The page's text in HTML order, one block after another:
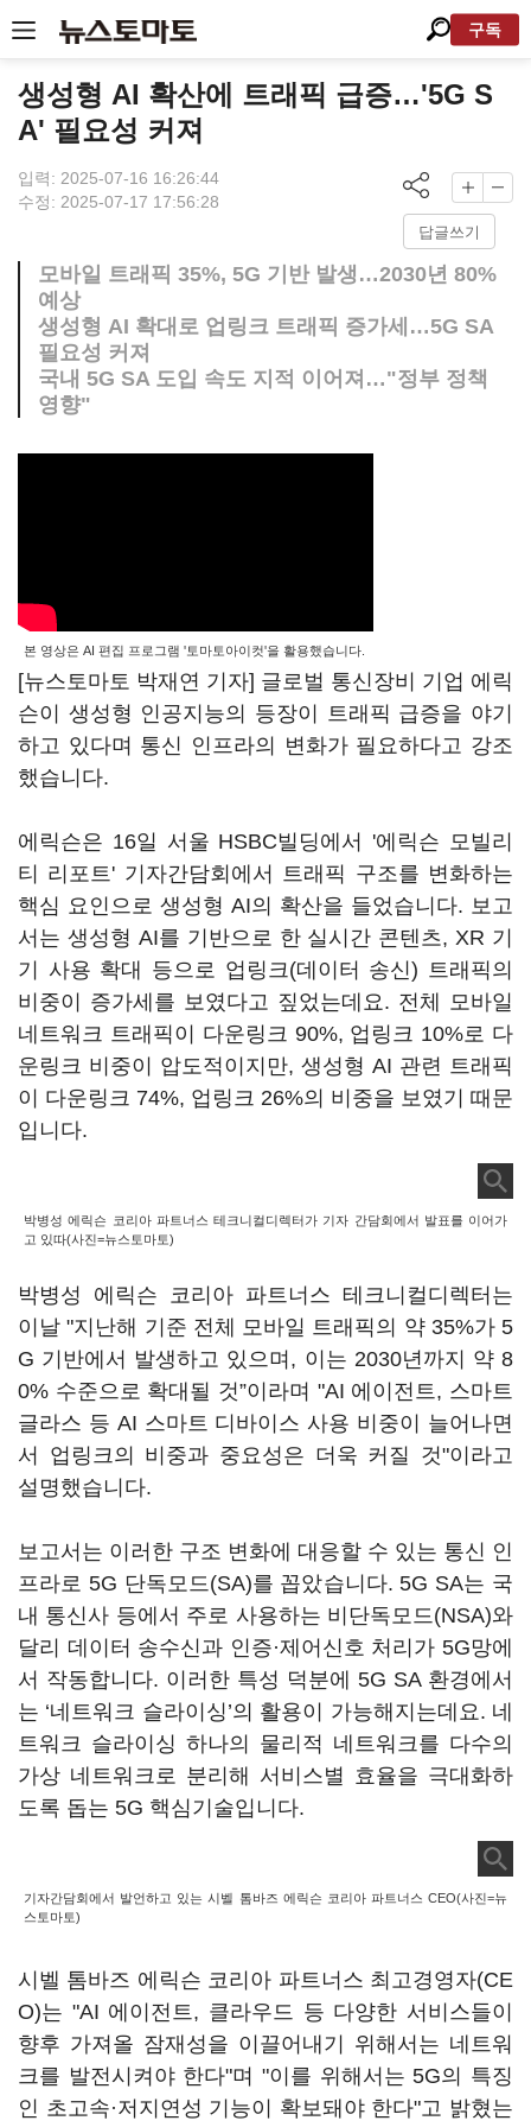
구독
생성형 AI 확산에 트래픽 급증…'5G S
A' 필요성 커져
입력: 2025-07-16 16:26:44
수정: 2025-07-17 17:56:28
답글쓰기
모바일 트래픽 35%, 5G 기반 발생…2030년 80%
예상
생성형 AI 확대로 업링크 트래픽 증가세…5G SA
필요성 커져
국내 5G SA 도입 속도 지적 이어져…"정부 정책
영향"
본 영상은 AI 편집 프로그램 '토마토아이컷'을 활용했습니다.
[뉴스토마토 박재연 기자] 글로벌 통신장비 기업 에릭
슨이 생성형 인공지능의 등장이 트래픽 급증을 야기
하고 있다며 통신 인프라의 변화가 필요하다고 강조
했습니다.
에릭슨은 16일 서울 HSBC빌딩에서 '에릭슨 모빌리
티 리포트' 기자간담회에서 트래픽 구조를 변화하는
핵심 요인으로 생성형 AI의 확산을 들었습니다. 보고
서는 생성형 AI를 기반으로 한 실시간 콘텐츠, XR 기
기 사용 확대 등으로 업링크(데이터 송신) 트래픽의
비중이 증가세를 보였다고 짚었는데요. 전체 모바일
네트워크 트래픽이 다운링크 90%, 업링크 10%로 다
운링크 비중이 압도적이지만, 생성형 AI 관련 트래픽
이 다운링크 74%, 업링크 26%의 비중을 보였기 때문
입니다.
박병성 에릭슨 코리아 파트너스 테크니컬디렉터가 기자 간담회에서 발표를 이어가
고 있따(사진=뉴스토마토)
박병성 에릭슨 코리아 파트너스 테크니컬디렉터는
이날 "지난해 기준 전체 모바일 트래픽의 약 35%가 5
G 기반에서 발생하고 있으며, 이는 2030년까지 약 8
0% 수준으로 확대될 것”이라며 "AI 에이전트, 스마트
글라스 등 AI 스마트 디바이스 사용 비중이 늘어나면
서 업링크의 비중과 중요성은 더욱 커질 것"이라고
설명했습니다.
보고서는 이러한 구조 변화에 대응할 수 있는 통신 인
프라로 5G 단독모드(SA)를 꼽았습니다. 5G SA는 국
내 통신사 등에서 주로 사용하는 비단독모드(NSA)와
달리 데이터 송수신과 인증·제어신호 처리가 5G망에
서 작동합니다. 이러한 특성 덕분에 5G SA 환경에서
는 ‘네트워크 슬라이싱’의 활용이 가능해지는데요. 네
트워크 슬라이싱 하나의 물리적 네트워크를 다수의
가상 네트워크로 분리해 서비스별 효율을 극대화하
도록 돕는 5G 핵심기술입니다.
기자간담회에서 발언하고 있는 시벨 톰바즈 에릭슨 코리아 파트너스 CEO(사진=뉴
스토마토)
시벨 톰바즈 에릭슨 코리아 파트너스 최고경영자(CE
O)는 "AI 에이전트, 클라우드 등 다양한 서비스들이
향후 가져올 잠재성을 이끌어내기 위해서는 네트워
크를 발전시켜야 한다"며 "이를 위해서는 5G의 특징
인 초고속·저지연성 기능이 확보돼야 한다"고 밝혔는